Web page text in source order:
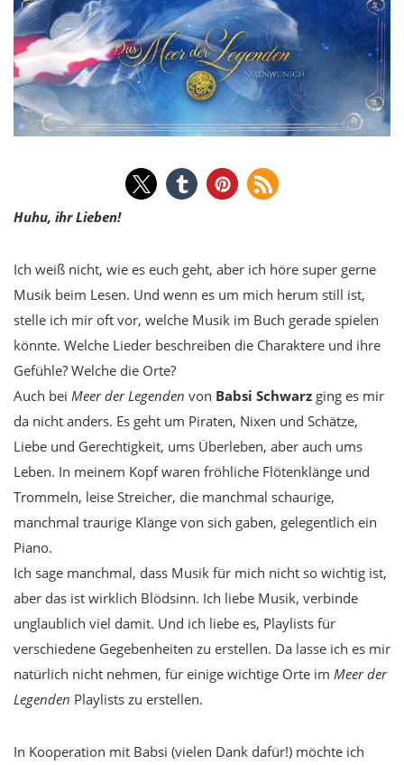
Huhu, ihr Lieben!
Ich weiß nicht, wie es euch geht, aber ich höre super gerne
Musik beim Lesen. Und wenn es um mich herum still ist,
stelle ich mir oft vor, welche Musik im Buch gerade spielen
könnte. Welche Lieder beschreiben die Charaktere und ihre
Gefühle? Welche die Orte?
Auch bei Meer der Legenden von Babsi Schwarz ging es mir
da nicht anders. Es geht um Piraten, Nixen und Schätze,
Liebe und Gerechtigkeit, ums Überleben, aber auch ums
Leben. In meinem Kopf waren fröhliche Flötenklänge und
Trommeln, leise Streicher, die manchmal schaurige,
manchmal traurige Klänge von sich gaben, gelegentlich ein
Piano.
Ich sage manchmal, dass Musik für mich nicht so wichtig ist,
aber das ist wirklich Blödsinn. Ich liebe Musik, verbinde
unglaublich viel damit. Und ich liebe es, Playlists für
verschiedene Gegebenheiten zu erstellen. Da lasse ich es mir
natürlich nicht nehmen, für einige wichtige Orte im Meer der
Legenden Playlists zu erstellen.
In Kooperation mit Babsi (vielen Dank dafür!) möchte ich